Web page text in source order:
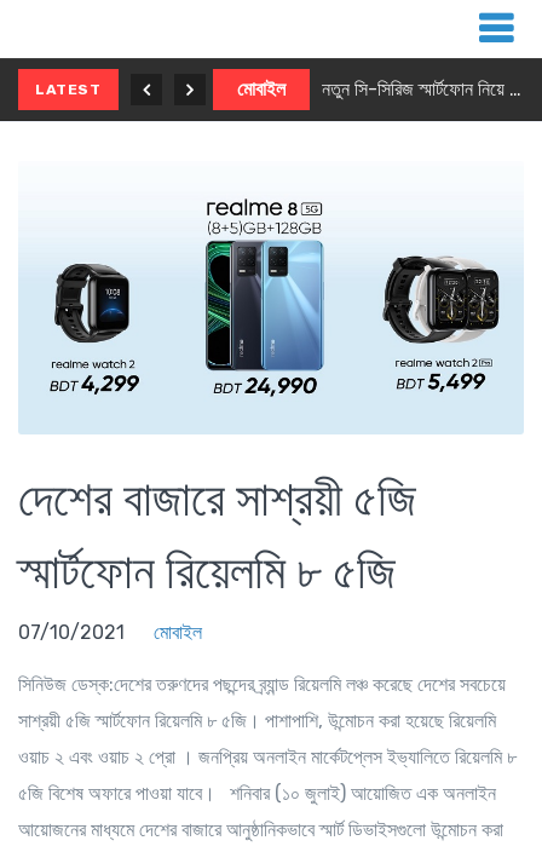
LATEST মোবাইল নতুন সি-সিরিজ স্মার্টফোন নিয়ে আসছে রিয়েলমি
দেশের বাজারে সাশ্রয়ী ৫জি
স্মার্টফোন রিয়েলমি ৮ ৫জি
07/10/2021 মোবাইল
সিনিউজ ডেস্ক:দেশের তরুণদের পছন্দের ব্র্যান্ড রিয়েলমি লঞ্চ করেছে দেশের সবচেয়ে
সাশ্রয়ী ৫জি স্মার্টফোন রিয়েলমি ৮ ৫জি। পাশাপাশি, উন্মোচন করা হয়েছে রিয়েলমি
ওয়াচ ২ এবং ওয়াচ ২ প্রো । জনপ্রিয় অনলাইন মার্কেটপ্লেস ইভ্যালিতে রিয়েলমি ৮
৫জি বিশেষ অফারে পাওয়া যাবে। শনিবার (১০ জুলাই) আয়োজিত এক অনলাইন
আয়োজনের মাধ্যমে দেশের বাজারে আনুষ্ঠানিকভাবে স্মার্ট ডিভাইসগুলো উন্মোচন করা